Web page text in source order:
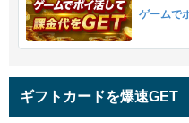
ゲームで
ギフトカードを爆速GET